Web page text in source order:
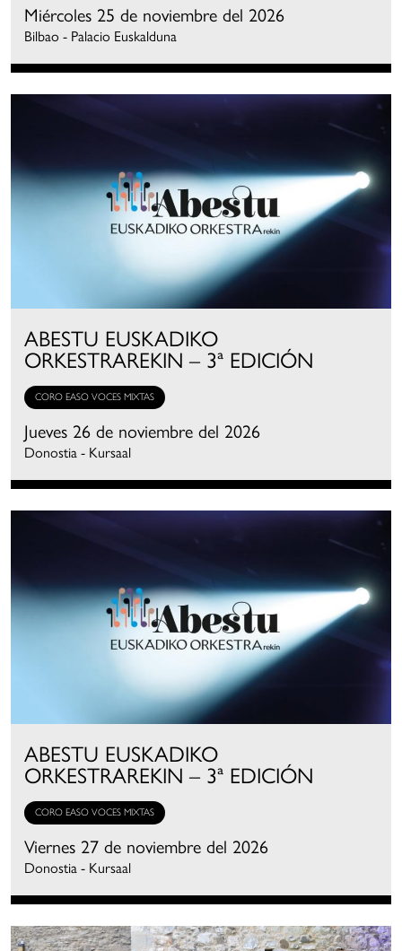
Miércoles 25 de noviembre del 2026
Bilbao - Palacio Euskalduna
ABESTU EUSKADIKO
ORKESTRAREKIN – 3ª EDICIÓN
CORO EASO VOCES MIXTAS
Jueves 26 de noviembre del 2026
Donostia - Kursaal
ABESTU EUSKADIKO
ORKESTRAREKIN – 3ª EDICIÓN
CORO EASO VOCES MIXTAS
Viernes 27 de noviembre del 2026
Donostia - Kursaal